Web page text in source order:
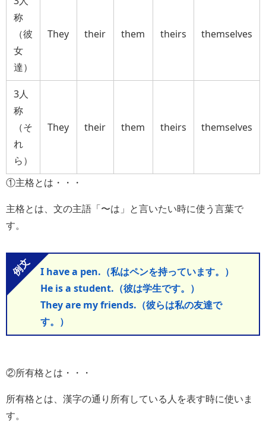
称
（彼
女
達）
They their them theirs themselves
3人
称
（そ
れ
ら）
They their them theirs themselves
①主格とは・・・
主格とは、文の主語「〜は」と言いたい時に使う言葉で
す。
I have a pen.（私はペンを持っています。）
He is a student.（彼は学生です。）
They are my friends.（彼らは私の友達で
す。）
②所有格とは・・・
所有格とは、漢字の通り所有している人を表す時に使いま
す。